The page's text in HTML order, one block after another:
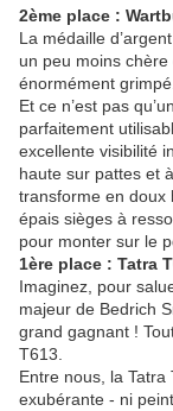
2ème place :
La médaille
un peu moins
énormément grimpé.
Et ce n’est pas
parfaitement
excellente visibilité
haute sur pattes et
transforme en doux
épais sièges à
pour monter sur le
1ère place : Tatra
Imaginez, pour
majeur de Bedrich
grand gagnant !
T613.
Entre nous, la Tatra
exubérante - ni